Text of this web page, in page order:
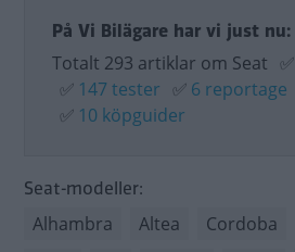
På Vi Bilägare har vi just nu:
Totalt 293 artiklar om Seat ✅
✅ 147 tester ✅ 6 reportage
✅ 10 köpguider
Seat-modeller:
Alhambra Altea Cordoba